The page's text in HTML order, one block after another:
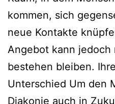
kommen, sich
neue Kontakte
Angebot kann jedoch
bestehen bleiben.
Unterschied Um den
Diakonie auch in